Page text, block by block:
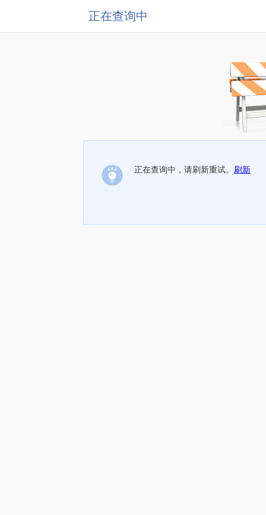
正在查询中
正在查询中，请刷新重试。 刷新